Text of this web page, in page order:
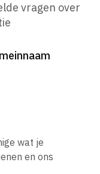
vragen over
wat je
en ons